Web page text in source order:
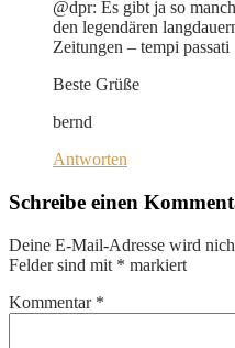
@dpr: Es gibt ja so
den legendären
Zeitungen – tempi passati
Beste Grüße
bernd
Antworten
Schreibe einen
Deine E-Mail-Adresse wird
Felder sind mit * markiert
Kommentar *